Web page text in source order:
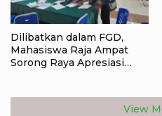
Dilibatkan dalam FGD,
Mahasiswa Raja Ampat
Sorong Raya Apresiasi
View